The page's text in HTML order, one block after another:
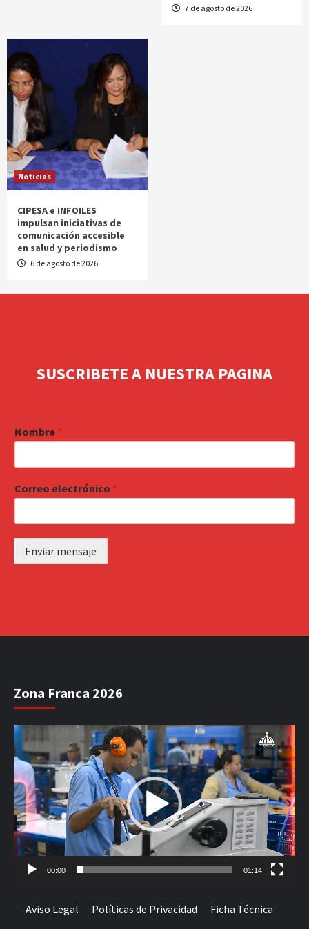
7 de agosto de 2026
Noticias
CIPESA e INFOILES
impulsan iniciativas de
comunicación accesible
en salud y periodismo
6 de agosto de 2026
SUSCRIBETE A NUESTRA PAGINA
Nombre *
Correo electrónico *
Enviar mensaje
Zona Franca 2026
Reproductor
de
vídeo
00:00 01:14
Aviso Legal Políticas de Privacidad Ficha Técnica